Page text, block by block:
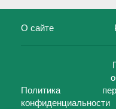
О сайте
Политика
конфиденциальности